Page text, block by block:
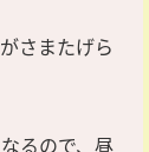
さまたげら
るので、昼